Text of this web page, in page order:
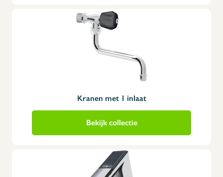
Kranen met 1 inlaat
Bekijk collectie